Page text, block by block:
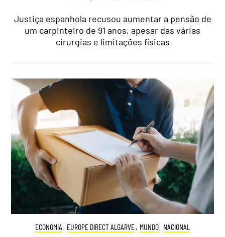
Justiça espanhola recusou aumentar a pensão de
um carpinteiro de 91 anos, apesar das várias
cirurgias e limitações físicas
ECONOMIA , EUROPE DIRECT ALGARVE, MUNDO, NACIONAL